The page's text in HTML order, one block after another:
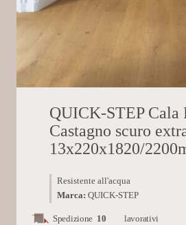
QUICK-STEP Cala
Castagno scuro
13x220x1820/
Resistente all'acqua
Marca: QUICK-STEP
Spedizione 10
lavorativi